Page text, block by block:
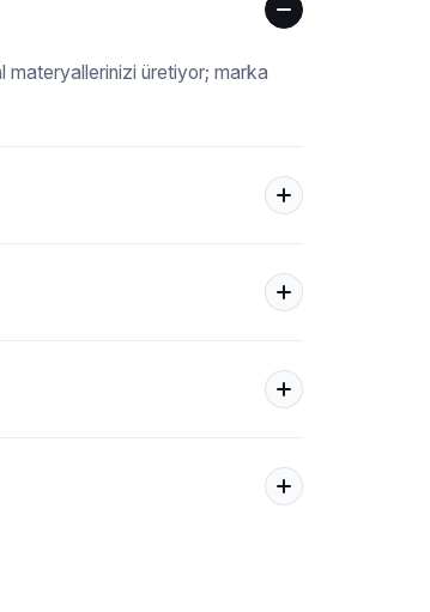
materyallerinizi üretiyor; marka